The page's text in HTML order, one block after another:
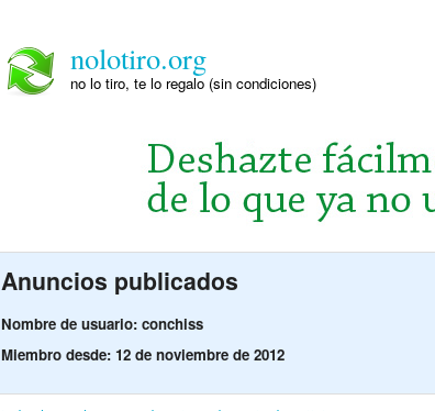
nolotiro.org
no lo tiro, te lo regalo (sin condiciones)
Anuncios publicados
Nombre de usuario: conchiss
Miembro desde: 12 de noviembre de 2012